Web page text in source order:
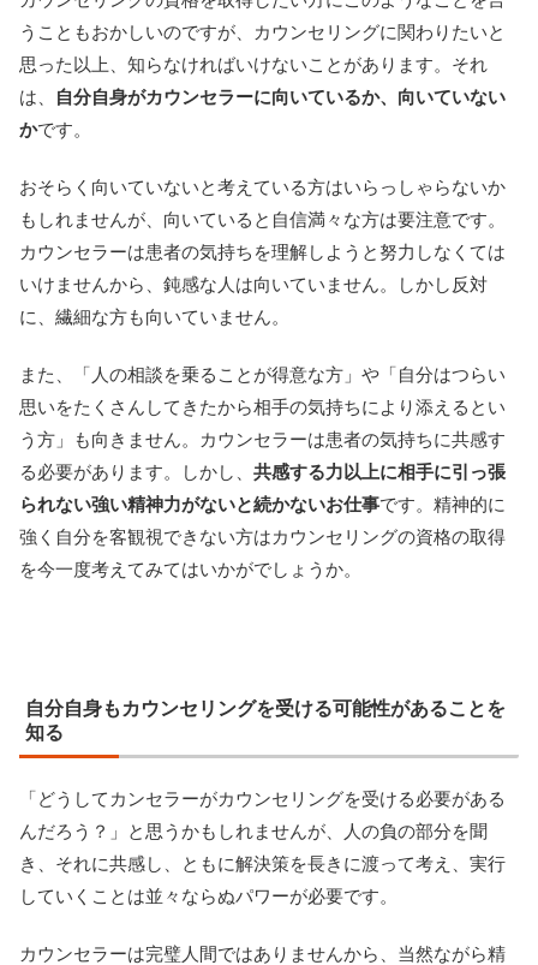
うこともおかしいのですが、カウンセリングに関わりたいと
思った以上、知らなければいけないことがあります。それ
は、
自分自身がカウンセラーに向いているか、向いていない
かです。
おそらく向いていないと考えている方はいらっしゃらないか
もしれませんが、向いていると自信満々な方は要注意です。
カウンセラーは患者の気持ちを理解しようと努力しなくては
いけませんから、鈍感な人は向いていません。しかし反対
に、繊細な方も向いていません。
また、「人の相談を乗ることが得意な方」や「自分はつらい
思いをたくさんしてきたから相手の気持ちにより添えるとい
う方」も向きません。カウンセラーは患者の気持ちに共感す
る必要があります。しかし、 共感する力以上に相手に引っ張
られない強い精神力がないと続かないお仕事です。精神的に
強く自分を客観視できない方はカウンセリングの資格の取得
を今一度考えてみてはいかがでしょうか。
自分自身もカウンセリングを受ける可能性があることを
知る
「どうしてカンセラーがカウンセリングを受ける必要がある
んだろう？」と思うかもしれませんが、人の負の部分を聞
き、それに共感し、ともに解決策を長きに渡って考え、実行
していくことは並々ならぬパワーが必要です。
カウンセラーは完璧人間ではありませんから、当然ながら精